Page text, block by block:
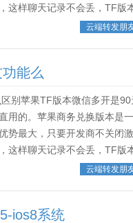
这样聊天记录不会丢，TF版
资料。˂img src... 云端转发朋
能么
别苹果TF版本微信多开是
用的。苹果商务兑换版本是
势最大，只要开发商不关闭
这样聊天记录不会丢，TF版
资料。˂img src... 云端转发朋
ios8系统